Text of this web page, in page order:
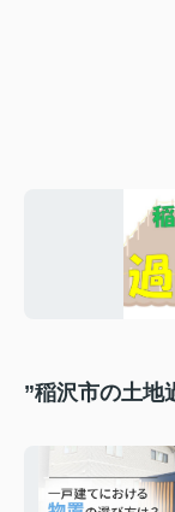
”稲沢市の土地